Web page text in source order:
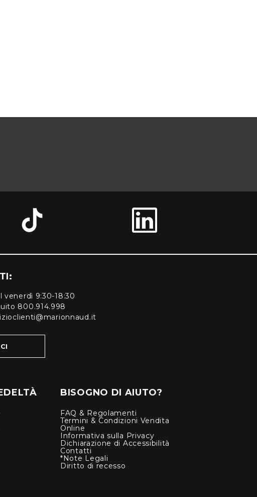
venerdì 9:30-18:30
800.914.998
BISOGNO DI AIUTO?
FAQ & Regolamenti
Termini & Condizioni Vendita
Online
Informativa sulla Privacy
Dichiarazione di Accessibilità
Contatti
*Note Legali
Diritto di recesso